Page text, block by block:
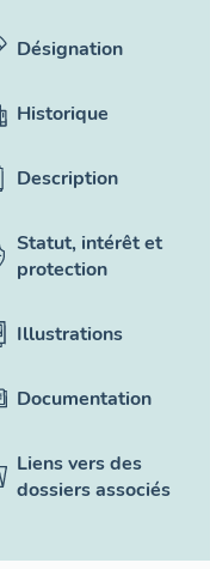
Désignation
Historique
Description
Statut, intérêt et
protection
Illustrations
Documentation
Liens vers des
dossiers associés